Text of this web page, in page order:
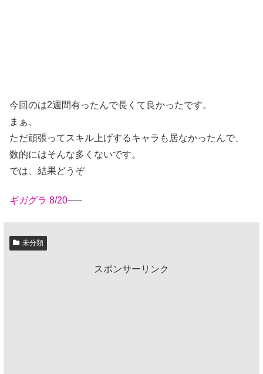
今回のは2週間有ったんで長くて良かったです。
まぁ、
ただ頑張ってスキル上げするキャラも居なかったんで、
数的にはそんな多くないです。
では、結果どうぞ
ギガグラ 8/20—–
未分類
スポンサーリンク